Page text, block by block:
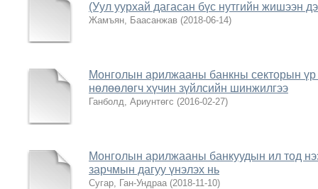
(Уул уурхай дагасан бүс нутгийн жишээн
Жамъян, Баасанжав (2018-06-14)
Монголын арилжааны банкны секторын үр
нөлөөлөгч хүчин зүйлсийн шинжилгээ
Ганболд, Ариунтөгс (2016-02-27)
Монголын арилжааны банкуудын ил тод
зарчмын дагуу үнэлэх нь
Сугар, Ган-Ундраа (2018-11-10)